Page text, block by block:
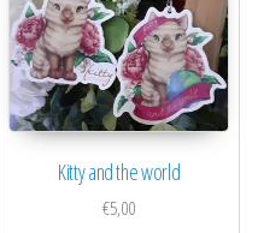
Kitty and the world
€5,00